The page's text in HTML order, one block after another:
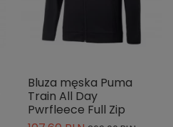
Bluza męska Puma
Train All Day
Pwrfleece Full Zip